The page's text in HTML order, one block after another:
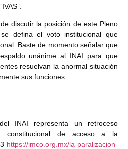
discutir la posición de este Pleno
defina el voto institucional que
Baste de momento señalar que
unánime al INAI para que
resuelvan la anormal situación
sus funciones.
INAI representa un retroceso
constitucional de acceso a la
https://imco.org.mx/la-paralizacion-